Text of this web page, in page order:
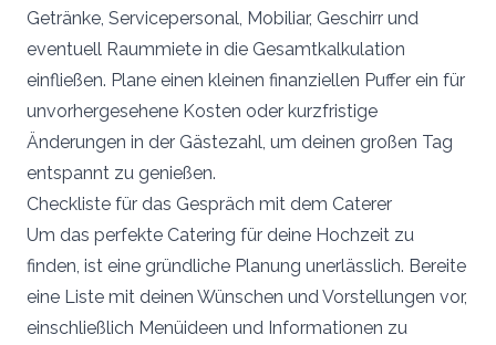
Getränke, Servicepersonal, Mobiliar, Geschirr und
eventuell Raummiete in die Gesamtkalkulation
einfließen. Plane einen kleinen finanziellen Puffer ein für
unvorhergesehene Kosten oder kurzfristige
Änderungen in der Gästezahl, um deinen großen Tag
entspannt zu genießen.
Checkliste für das Gespräch mit dem Caterer
Um das perfekte Catering für deine Hochzeit zu
finden, ist eine gründliche Planung unerlässlich. Bereite
eine Liste mit deinen Wünschen und Vorstellungen vor,
einschließlich Menüideen und Informationen zu